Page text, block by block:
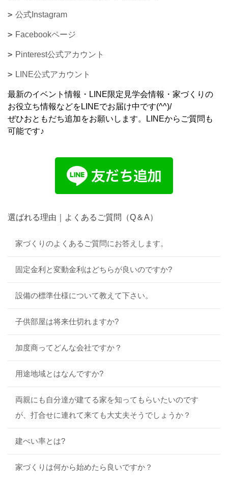
公式Instagram
Facebookページ
Pinterest公式アカウント
LINE公式アカウント
最新のイベント情報・LINE限定見学会情報・家づくりの
お役立ち情報などをLINEでお届け中です(^^)/
ぜひおともだち追加をお願いします。LINEからご質問も
可能です♪
選ばれる理由｜よくあるご質問（Q＆A）
家づくりのよくあるご質問にお答えします。
固定金利と変動金利はどちらが良いのですか?
設備の標準仕様について教えて下さい。
子供部屋は将来仕切れますか?
加度商ってどんな会社ですか？
用途地域とはなんですか?
両親にも自分達が建てる家を知ってもらいたいのです
が、打合せに連れて来ても大丈夫そうでしょうか？
建ぺい率とは?
家づくりは何から始めたら良いですか？